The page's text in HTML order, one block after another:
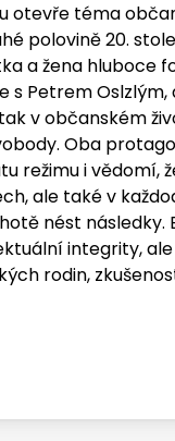
otevře téma
polovině 20.
a žena hluboce
s Petrem
v občanském
Oba
režimu i vědomí,
ale také v
nést následky.
integrity,
rodin,